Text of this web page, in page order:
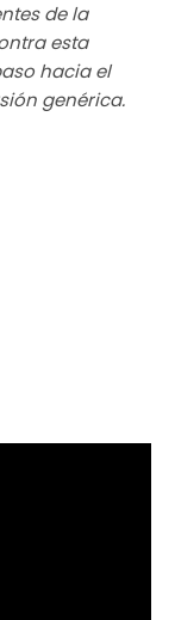
de la
esta
hacia el
genérica.